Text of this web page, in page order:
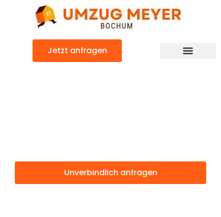
Jetzt anfragen
Unverbindlich anfragen